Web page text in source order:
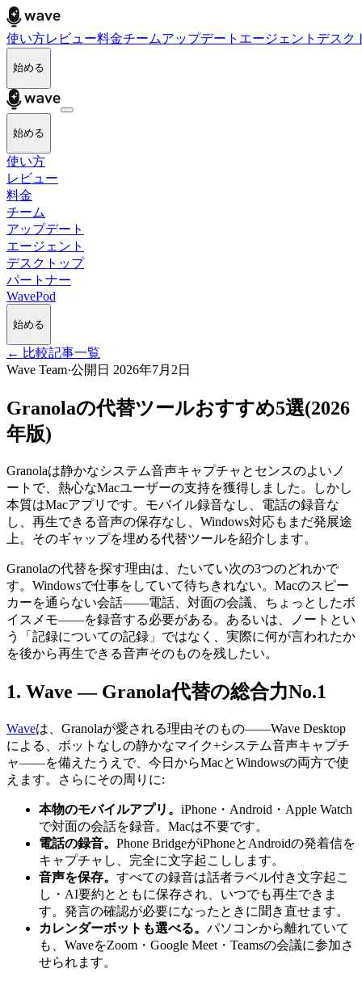
使い方レビュー料金チームアップデート エージェント デスク
始める
始める
使い方
レビュー
料金
チーム
アップデート
エージェント
デスクトップ
パートナー
WavePod
始める
← 比較記事一覧
Wave Team·公開日 2026年7月2日
Granolaの代替ツールおすすめ5選(2026
年版)
Granolaは静かなシステム音声キャプチャとセンスのよいノ
ートで、熱心なMacユーザーの支持を獲得しました。しかし
本質はMacアプリです。モバイル録音なし、電話の録音な
し、再生できる音声の保存なし、Windows対応もまだ発展途
上。そのギャップを埋める代替ツールを紹介します。
Granolaの代替を探す理由は、たいてい次の3つのどれかで
す。Windowsで仕事をしていて待ちきれない。Macのスピー
カーを通らない会話——電話、対面の会議、ちょっとしたボ
イスメモ——を録音する必要がある。あるいは、ノートとい
う「記録についての記録」ではなく、実際に何が言われたか
を後から再生できる音声そのものを残したい。
1. Wave — Granola代替の総合力No.1
Waveは、Granolaが愛される理由そのもの——Wave Desktop
による、ボットなしの静かなマイク+システム音声キャプチ
ャ——を備えたうえで、今日からMacとWindowsの両方で使
えます。さらにその周りに:
本物のモバイルアプリ。 iPhone・Android・Apple Watch
で対面の会話を録音。Macは不要です。
電話の録音。 Phone BridgeがiPhoneとAndroidの発着信を
キャプチャし、完全に文字起こしします。
音声を保存。 すべての録音は話者ラベル付き文字起こ
し・AI要約とともに保存され、いつでも再生できま
す。発言の確認が必要になったときに聞き直せます。
カレンダーボットも選べる。 パソコンから離れていて
も、WaveをZoom・Google Meet・Teamsの会議に参加さ
せられます。